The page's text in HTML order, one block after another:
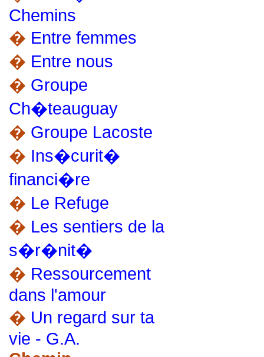
Chemins
� Entre femmes
� Entre nous
� Groupe
Ch�teauguay
� Groupe Lacoste
� Ins�curit�
financi�re
� Le Refuge
� Les sentiers de la
s�r�nit�
� Ressourcement
dans l'amour
� Un regard sur ta
vie - G.A.